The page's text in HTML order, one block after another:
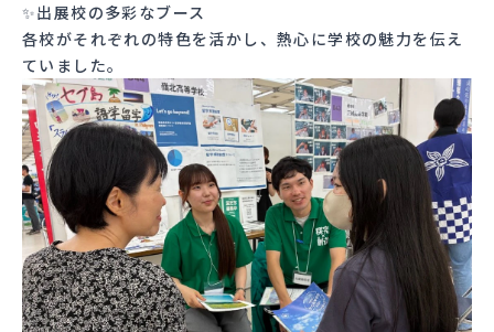
✨出展校の多彩なブース
各校がそれぞれの特色を活かし、熱心に学校の魅力を伝え
ていました。